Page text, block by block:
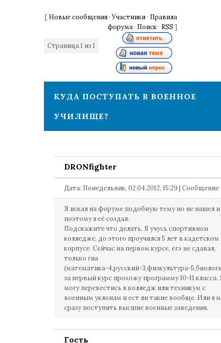
[ Новые сообщения ·Участники · Правила
форума · Поиск · RSS ]
Страница1 из 1
КУДА ПОСТУПАТЬ В ВОЕННОЕ
УЧИЛИЩЕ?
DRONfighter
Дата: Понедельник, 02.04.2012, 15:29 |
Я искал на форуме подобную тему но не нашел и
поэтому я её создал.
Подскажите что делать. Я учусь спортивном
колледже, до этого проучился 5 лет в кадетском
корпусе. Сейчас на первом курсе, егэ не сдавал,
только гиа
(математика-4,русский-3,физкультура-
за первый курс прохожу программу 10-11 класса.
могу перевестись в колледж или техникум с
военным уклонам и ест ли такие вообще. Или я
сразу поступить высшие военные заведения.
Гость